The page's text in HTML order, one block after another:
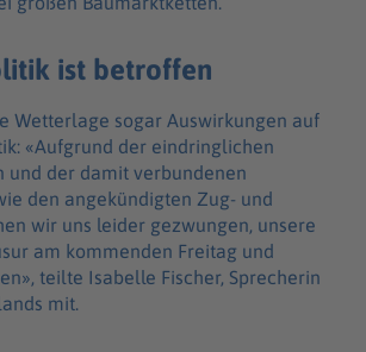
ist betroffen
Wetterlage sogar Auswirkungen auf
«Aufgrund der eindringlichen
und der damit verbundenen
den angekündigten Zug- und
wir uns leider gezwungen, unsere
am kommenden Freitag und
teilte Isabelle Fischer, Sprecherin
mit.